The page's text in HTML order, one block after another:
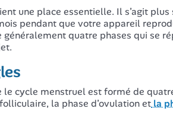
une place essentielle. Il s’agit plus
pendant que votre appareil
quatre phases qui se
cycle menstruel est formé de
la phase d’ovulation et la